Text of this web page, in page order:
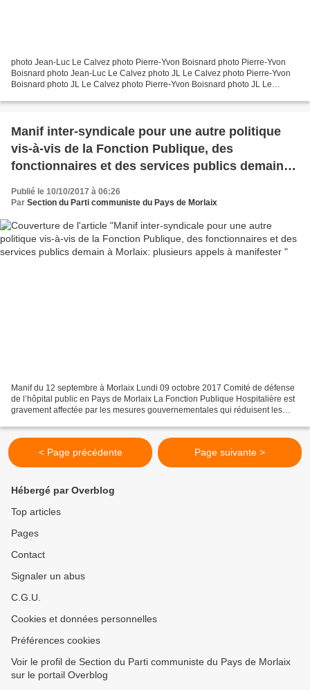
photo Jean-Luc Le Calvez photo Pierre-Yvon Boisnard photo Pierre-Yvon
Boisnard photo Jean-Luc Le Calvez photo JL Le Calvez photo Pierre-Yvon
Boisnard photo JL Le Calvez photo Pierre-Yvon Boisnard photo JL Le
Manif inter-syndicale pour une autre politique
vis-à-vis de la Fonction Publique, des
fonctionnaires et des services publics demain à
Morlaix: plusieurs appels à manifester
Publié le 10/10/2017 à 06:26
Par Section du Parti communiste du Pays de Morlaix
Manif du 12 septembre à Morlaix Lundi 09 octobre 2017 Comité de défense
de l’hôpital public en Pays de Morlaix La Fonction Publique Hospitalière est
gravement affectée par les mesures gouvernementales qui réduisent les
< Page précédente Page suivante >
Hébergé par Overblog
Top articles
Pages
Contact
Signaler un abus
C.G.U.
Cookies et données personnelles
Préférences cookies
Voir le profil de Section du Parti communiste du Pays de Morlaix
sur le portail Overblog